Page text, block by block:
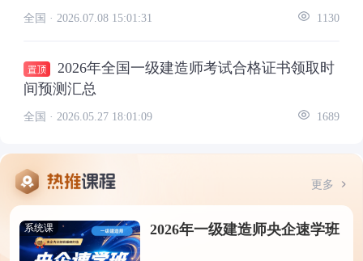
全国 · 2026.07.08 15:01:31 1130
2026年全国一级建造师考试合格证书领取时
间预测汇总
全国 · 2026.05.27 18:01:09 1689
更多
系统课 2026年一级建造师央企速学班